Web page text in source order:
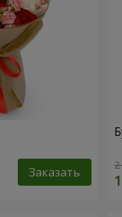
Заказать 2